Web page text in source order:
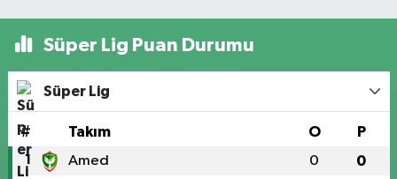
Süper Lig Puan Durumu
Süper Lig
# Takım O P
1 Amed 0 0